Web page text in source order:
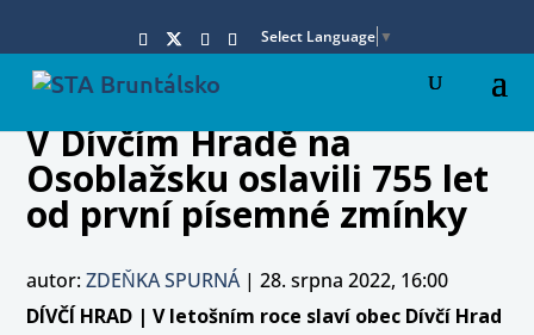
Select Language ▼
V Dívčím Hradě na
Osoblažsku oslavili 755 let
od první písemné zmínky
autor:ZDEŇKA SPURNÁ|28. srpna 2022, 16:00
DÍVČÍ HRAD | V letošním roce slaví obec Dívčí Hrad